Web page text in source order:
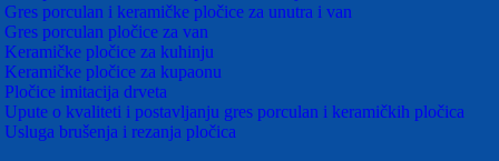
Gres porculan i keramičke pločice za unutra i van
Gres porculan pločice za van
Keramičke pločice za kuhinju
Keramičke pločice za kupaonu
Pločice imitacija drveta
Upute o kvaliteti i postavljanju gres porculan i keramičkih pločica
Usluga brušenja i rezanja pločica